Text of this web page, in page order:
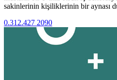
sakinlerinin kişiliklerinin bir aynası
0.312.427 2090